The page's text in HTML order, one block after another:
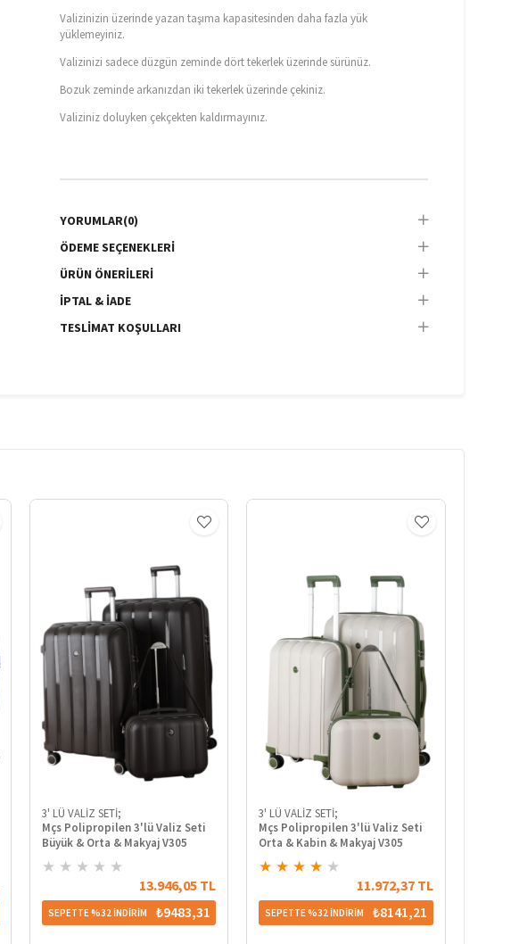
Valizinizin üzerinde yazan taşıma kapasitesinden daha fazla yük
yüklemeyiniz.
Valizinizi sadece düzgün zeminde dört tekerlek üzerinde sürünüz.
Bozuk zeminde arkanızdan iki tekerlek üzerinde çekiniz.
Valiziniz doluyken çekçekten kaldırmayınız.
YORUMLAR(0)
ÖDEME SEÇENEKLERI
ÜRÜN ÖNERILERI
İPTAL & İADE
TESLIMAT KOŞULLARI
3' LÜ VALİZ SETİ;
Mçs Polipropilen 3'lü Valiz Seti
Büyük & Orta & Makyaj V305
★ ★ ★ ★ ★
13.946,05 TL
SEPETTE %32 İNDİRİM ₺9483,31
3' LÜ VALİZ SETİ;
Mçs Polipropilen 3'lü Valiz Seti
Orta & Kabin & Makyaj V305
★ ★ ★ ★ ★
11.972,37 TL
SEPETTE %32 İNDİRİM ₺8141,21